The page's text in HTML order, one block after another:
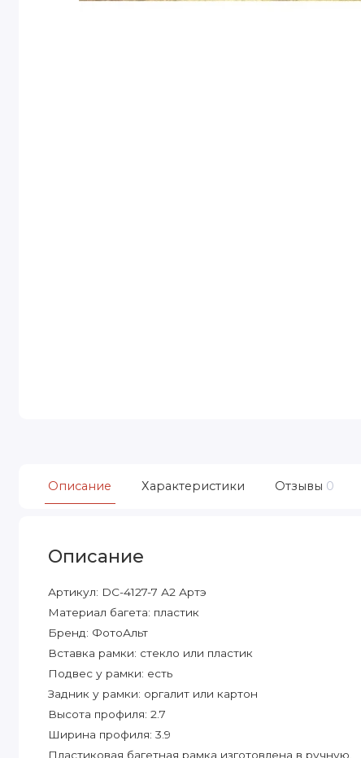
Описание Характеристики Отзывы 0
Описание
Артикул: DC-4127-7 А2 Артэ
Материал багета: пластик
Бренд: ФотоАльт
Вставка рамки: стекло или пластик
Подвес у рамки: есть
Задник у рамки: оргалит или картон
Высота профиля: 2.7
Ширина профиля: 3.9
Пластиковая багетная рамка изготовлена в ручную.